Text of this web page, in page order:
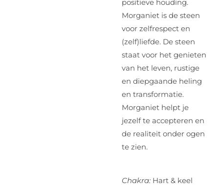
positieve houding.
Morganiet is de steen
voor zelfrespect en
(zelf)liefde. De steen
staat voor het genieten
van het leven, rustige
en diepgaande heling
en transformatie.
Morganiet helpt je
jezelf te accepteren en
de realiteit onder ogen
te zien.
Chakra: Hart & keel